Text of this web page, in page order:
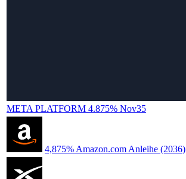
META PLATFORM 4.875% Nov35
4,875% Amazon.com Anleihe (2036)